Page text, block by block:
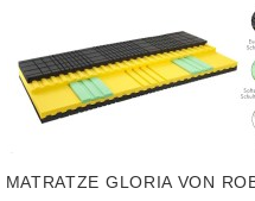
MATRATZE GLORIA VON